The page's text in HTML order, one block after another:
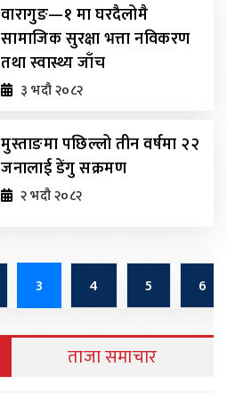
वारागुङ—१ मा घरदैलोमै
सामाजिक सुरक्षा भत्ता नविकरण
तथा स्वास्थ्य जाँच
३ भदौ २०८२
मुस्ताङमा पछिल्लो तीन वर्षमा २२
जनालाई डेंगु सक्रमण
२ भदौ २०८२
3 4 5 6
ताजा समाचार